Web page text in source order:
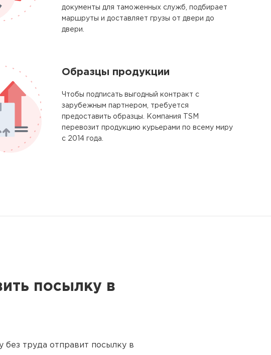
документы для таможенных служб, подбирает
маршруты и доставляет грузы от двери до
двери.
Образцы продукции
Чтобы подписать выгодный контракт с
зарубежным партнером, требуется
предоставить образцы. Компания TSM
перевозит продукцию курьерами по всему миру
с 2014 года.
посылку в
без труда отправит посылку в